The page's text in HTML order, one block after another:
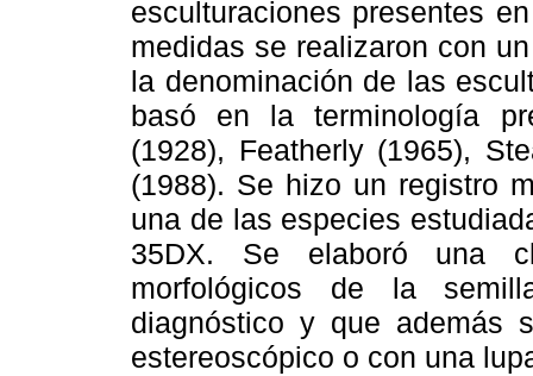
esculturaciones presentes
medidas se realizaron con
la denominación de las
basó en la terminología
(1928), Featherly (1965),
(1988). Se hizo un registro
una de las especies
35DX. Se elaboró una
morfológicos de la
diagnóstico y que además
estereoscópico o con una